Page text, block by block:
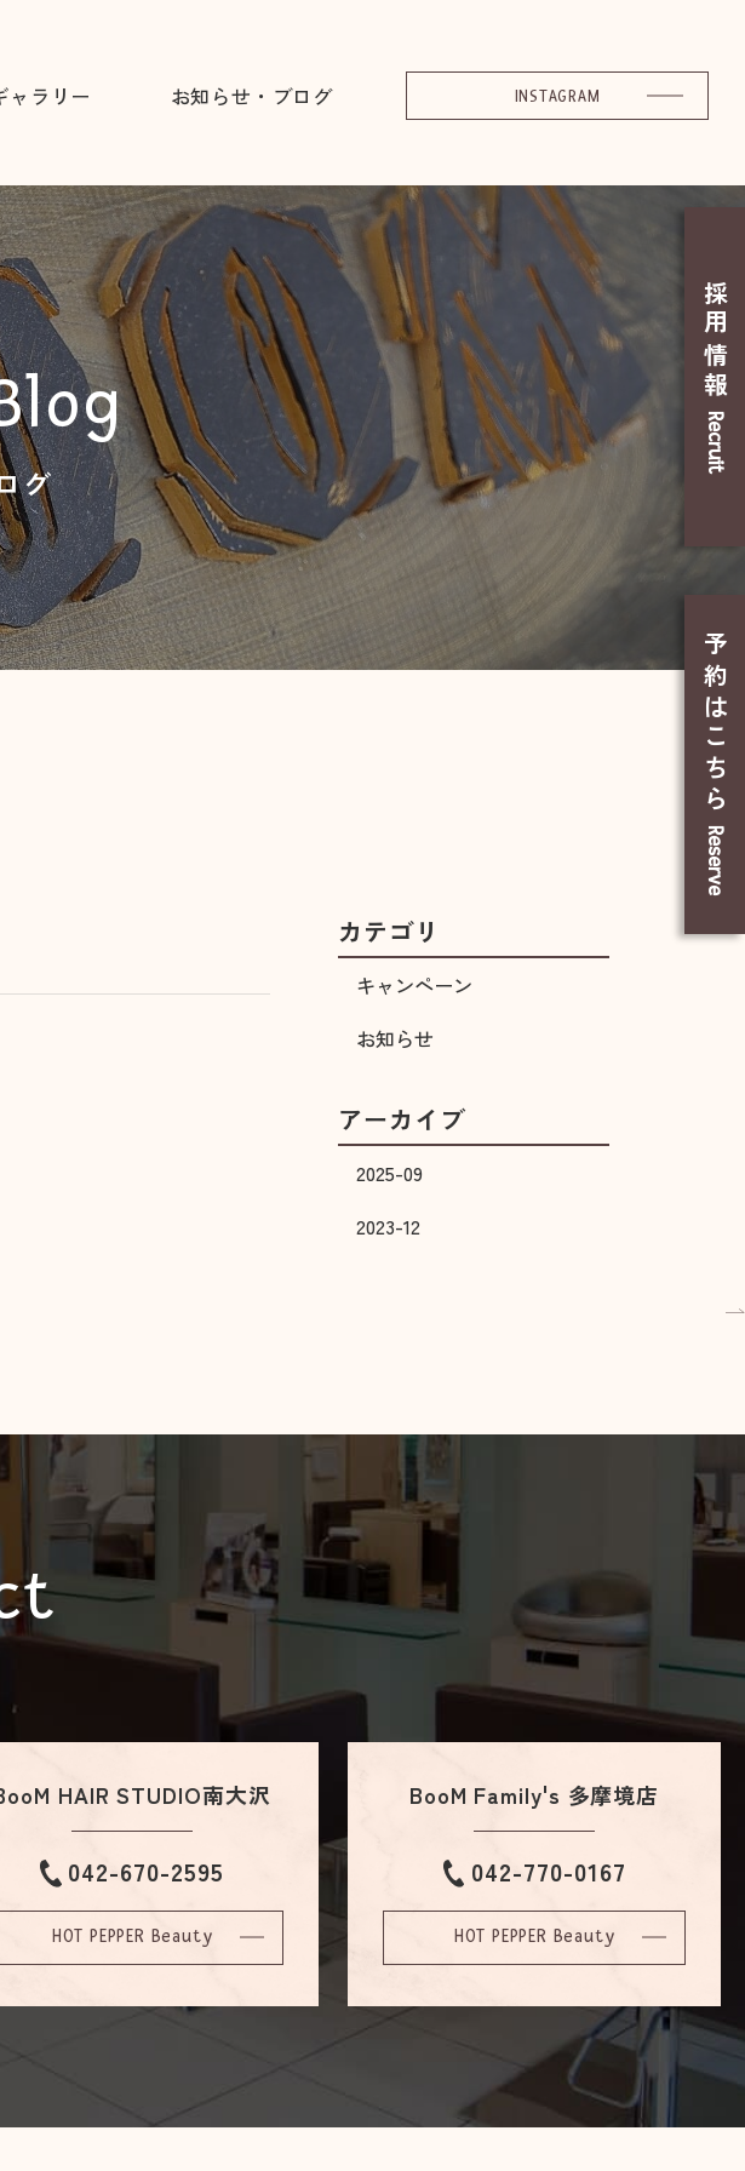
ャラリー お知らせ・ブログ INSTAGRAM
採用情報
Recruit
予約はこちら
Reserve
グ
カテゴリ
キャンペーン
お知らせ
アーカイブ
2025-09
2023-12
HAIR STUDIO南大沢
042-670-2595
HOT PEPPER Beauty
BooM Family's 多摩境店
042-770-0167
HOT PEPPER Beauty